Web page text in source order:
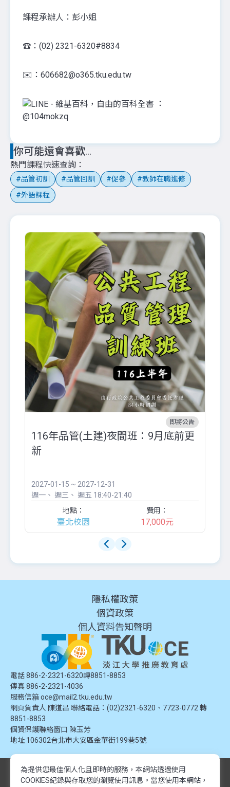
課程承辦人：彭小姐
☎️：(02) 2321-6320#8834
✉️：606682@o365.tku.edu.tw
：
@104mokzq
你可能還會喜歡...
熱門課程快速查詢
品管初訓 品管回訓 促參
教師在職進修
外語課程
即將公告
116年品管(土建)夜間班：9月底前更
新
2027-01-15 ~ 2027-12-31
週一
週三 週五 18:40-21:40
地點：
臺北校園
費用：
17,000元
隱私權政策
個資政策
個人資料告知聲明
電話 886-2-2321-6320轉8851-8853
傳真 886-2-2321-4036
服務信箱 oce@mail2.tku.edu.tw
網頁負責人 陳道昌 聯絡電話：(02)2321-6320、7723-0772 轉
8851-8853
個資保護聯絡窗口 陳玉芳
地址 106302台北市大安區金華街199巷5號
© 2024 淡江大學推廣教育處. 版權所有。本網站內容由淡江大學推廣教育處
提供，未經授權禁止轉載或引用。所有課程資訊、圖片及資料皆屬本單位所
為提供您最佳個人化且即時的服務，本網站透過使用
COOKIES紀錄與存取您的瀏覽使用訊息。 當您使用本網站，